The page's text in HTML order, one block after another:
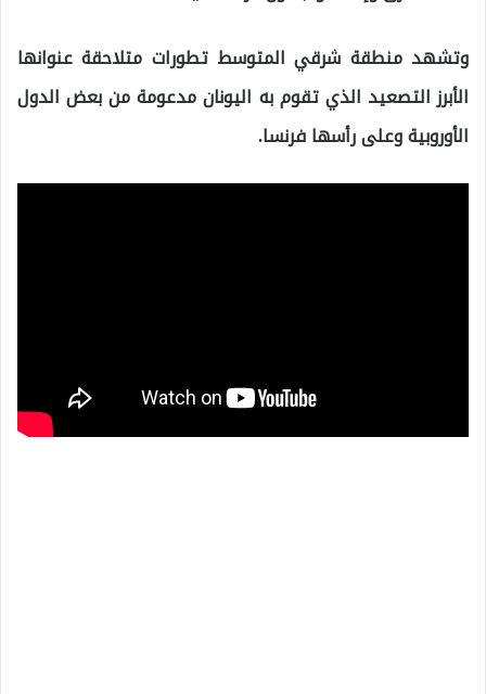
وتشهد منطقة شرقي المتوسط تطورات متلاحقة عنوانها
الأبرز التصعيد الذي تقوم به اليونان مدعومة من بعض الدول
الأوروبية وعلى رأسها فرنسا.